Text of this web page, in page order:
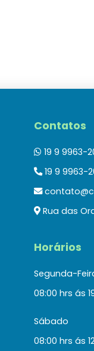
Contatos
19 9 9963-
19 9 9963-
Rua das
Horários
Segunda-
08:00 hrs ás
Sábado
08:00 hrs ás